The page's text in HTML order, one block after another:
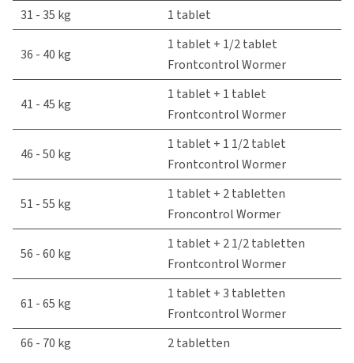
31 - 35 kg 1 tablet
36 - 40 kg
1 tablet + 1/2 tablet
Frontcontrol Wormer
41 - 45 kg
1 tablet + 1 tablet
Frontcontrol Wormer
46 - 50 kg
1 tablet + 1 1/2 tablet
Frontcontrol Wormer
51 - 55 kg
1 tablet + 2 tabletten
Froncontrol Wormer
56 - 60 kg
1 tablet + 2 1/2 tabletten
Frontcontrol Wormer
61 - 65 kg
1 tablet + 3 tabletten
Frontcontrol Wormer
66 - 70 kg
2 tabletten